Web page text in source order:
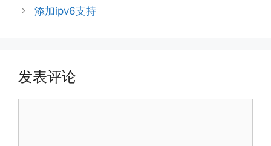
添加ipv6支持
发表评论